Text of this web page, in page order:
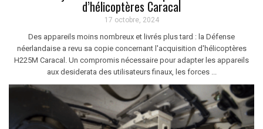
d’hélicoptères Caracal
17 octobre, 2024
Des appareils moins nombreux et livrés plus tard : la Défense
néerlandaise a revu sa copie concernant l'acquisition d'hélicoptères
H225M Caracal. Un compromis nécessaire pour adapter les appareils
aux desiderata des utilisateurs finaux, les forces ...